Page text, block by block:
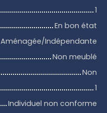
1
En bon état
Aménagée/Indépendante
Non meublé
Non
1
Individuel non conforme